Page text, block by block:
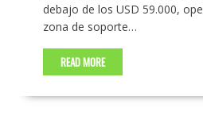
debajo de los USD 59.000,
zona de soporte…
READ MORE